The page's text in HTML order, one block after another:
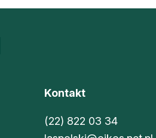
Kontakt
(22) 822 03 34